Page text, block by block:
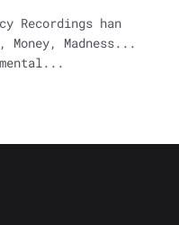
Recordings han
Madness...